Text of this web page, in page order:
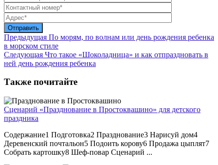
Предыдущая По морям, по волнам или день рождения ребенка
в морском стиле
Следующая Что такое «Шоколадница» и как отпраздновать в
ней день рождения ребенка
Также почитайте
Сценарий «Празднование в Простоквашино» для детского
праздника
Содержание1 Подготовка2 Празднование3 Нарисуй дом4
Деревенский почтальон5 Подоить корову6 Продажа цыплят7
Собрать картошку8 Шеф-повар Сценарий ...